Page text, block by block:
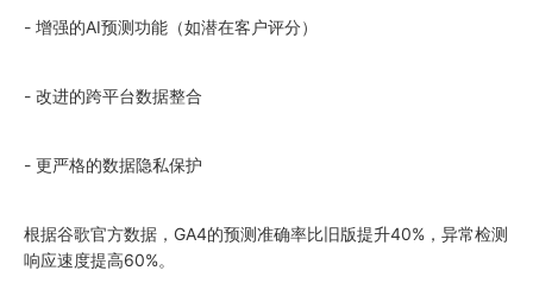
- 增强的AI预测功能（如潜在客户评分）
- 改进的跨平台数据整合
- 更严格的数据隐私保护
根据谷歌官方数据，GA4的预测准确率比旧版提升40%，异常检测
响应速度提高60%。